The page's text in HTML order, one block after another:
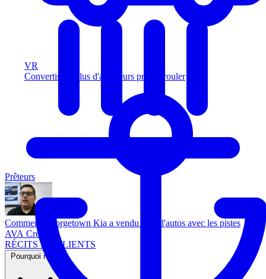
VR
Convertissez plus d'acheteurs prêts à rouler
Prêteurs
Comment Georgetown Kia a vendu plus d'autos avec les pistes
AVA Credit
RÉCITS DE CLIENTS
Pourquoi nous